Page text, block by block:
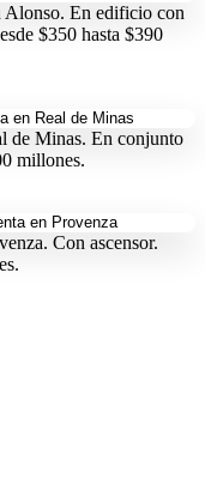
Alonso. En edificio con
$350 hasta $390
de Minas. En conjunto
millones.
Con ascensor.